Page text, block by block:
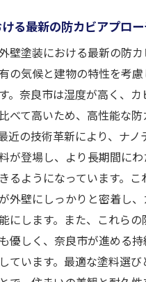
カビ塗装がもたらす生活の質
康的な住まいを支える塗装
防カビ対策で実現する安心の住
まいの快適性を高める塗料
カビ塗装による生活環境の
る最新の防カビアプロ
壁塗装における最新の防
の気候と建物の特性を考
。奈良市は湿度が高く、カ
べて高いため、高性能な
近の技術革新により、ナノ
が登場し、より長期間に
るようになっています。こ
外壁にしっかりと密着し
にします。また、これらの
優しく、奈良市が進める持
ています。最適な塗料選